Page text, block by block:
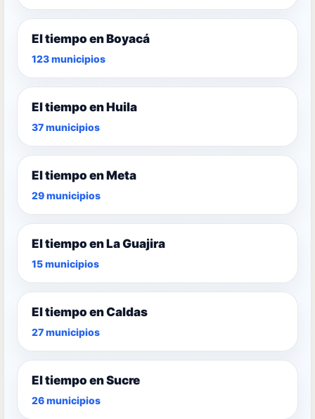
El tiempo en Boyacá
123 municipios
El tiempo en Huila
37 municipios
El tiempo en Meta
29 municipios
El tiempo en La Guajira
15 municipios
El tiempo en Caldas
27 municipios
El tiempo en Sucre
26 municipios